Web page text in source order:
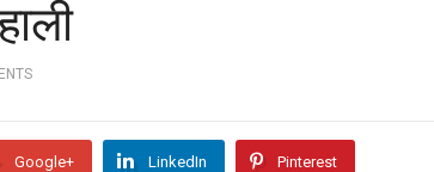
Google+ LinkedIn Pinterest